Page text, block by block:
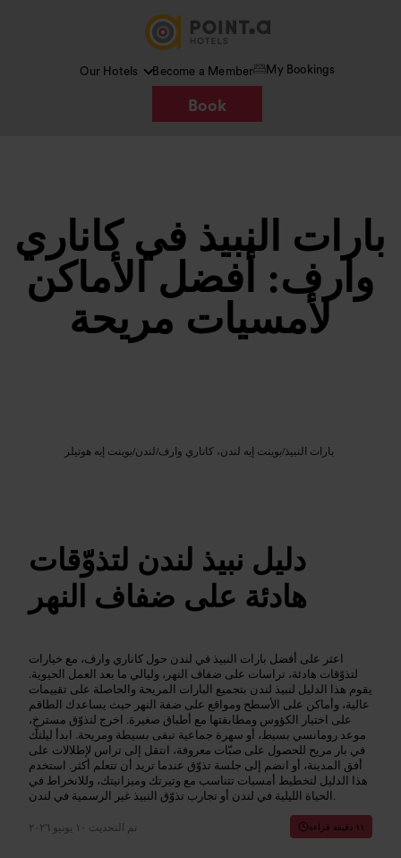
Our Hotels Become a Member My Bookings
Book
بارات النبيذ في كاناري
وارف: أفضل الأماكن
لأمسيات مريحة
بوينت إيه هوتيلز/لندن/بوينت إيه لندن، كاناري وارف/بارات النبيذ
دليل نبيذ لندن لتذوّقات
هادئة على ضفاف النهر
اعثر على أفضل بارات النبيذ في لندن حول كاناري وارف، مع خيارات
لتذوّقات هادئة، تراسات على ضفاف النهر، وليالي ما بعد العمل الحيوية.
يقوم هذا الدليل لنبيذ لندن بتجميع البارات المريحة والحاصلة على تقييمات
عالية، وأماكن على الأسطح ومواقع على ضفة النهر حيث يساعدك الطاقم
على اختيار الكؤوس ومطابقتها مع أطباق صغيرة. اخرج لتذوّق مسترخٍ،
موعد رومانسي بسيط، أو سهرة جماعية تبقى بسيطة ومريحة. ابدأ ليلتك
في بار مريح للحصول على صبّات معروفة، انتقل إلى تراس لإطلالات على
أفق المدينة، أو انضم إلى جلسة تذوّق عندما تريد أن تتعلم أكثر. استخدم
هذا الدليل لتخطيط أمسيات تتناسب مع وتيرتك وميزانيتك، وللانخراط في
الحياة الليلية في لندن أو تجارب تذوّق النبيذ غير الرسمية في لندن.
تم التحديث ١٠ يونيو ٢٠٢٦ ١١ دقيقة قراءة